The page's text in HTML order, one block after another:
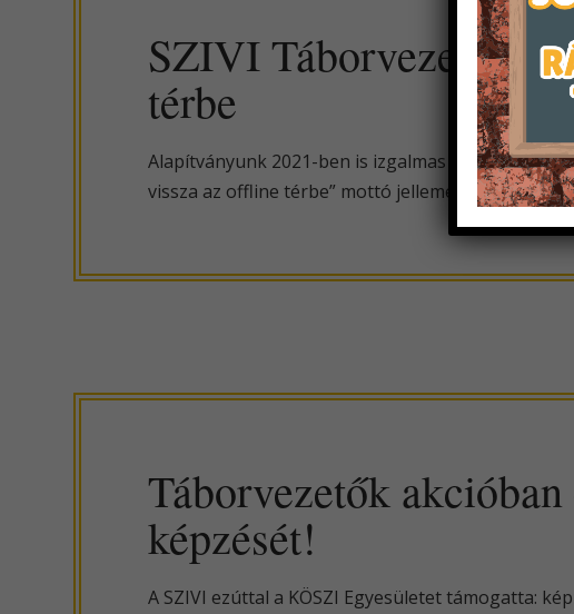
SZIVI Táborvezetők
térbe
Alapítványunk 2021-ben is izgalmas képzés- és
vissza az offline térbe” mottó jellemezte ebben az
Táborvezetők
képzését!
A SZIVI ezúttal a KÖSZI Egyesületet támogatta: